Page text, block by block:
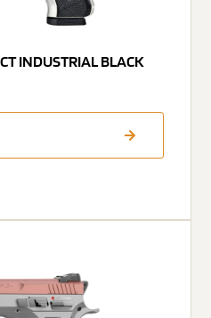
INDUSTRIAL BLACK